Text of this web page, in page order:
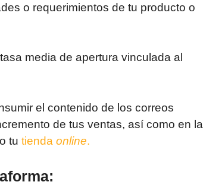
o requerimientos de tu producto o
media de apertura vinculada al
el contenido de los correos
de tus ventas, así como en la
tu tienda online.